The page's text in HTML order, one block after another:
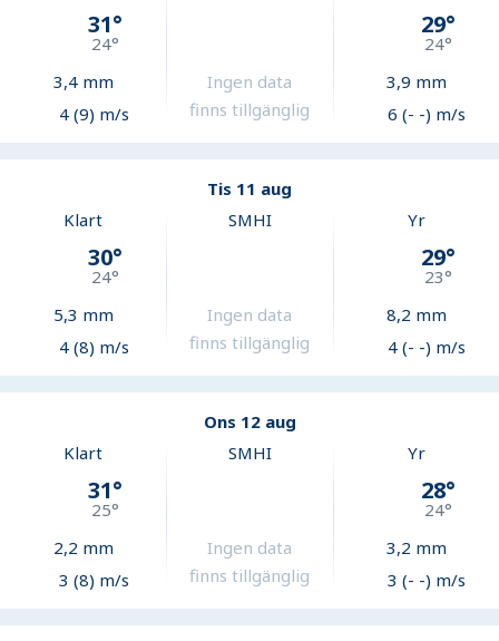
31°
24°
3,4mm
4 (9) m/s
Ingen data
finns tillgänglig
29°
24°
3,9 mm
6 (- -) m/s
Tis 11 aug
Klart
30°
24°
5,3 mm
4 (8) m/s
SMHI
Ingen data
finns tillgänglig
Yr
29°
23°
8,2 mm
4 (- -) m/s
Ons 12 aug
Klart
31°
25°
2,2 mm
3 (8) m/s
SMHI
Ingen data
finns tillgänglig
Yr
28°
24°
3,2 mm
3 (- -) m/s